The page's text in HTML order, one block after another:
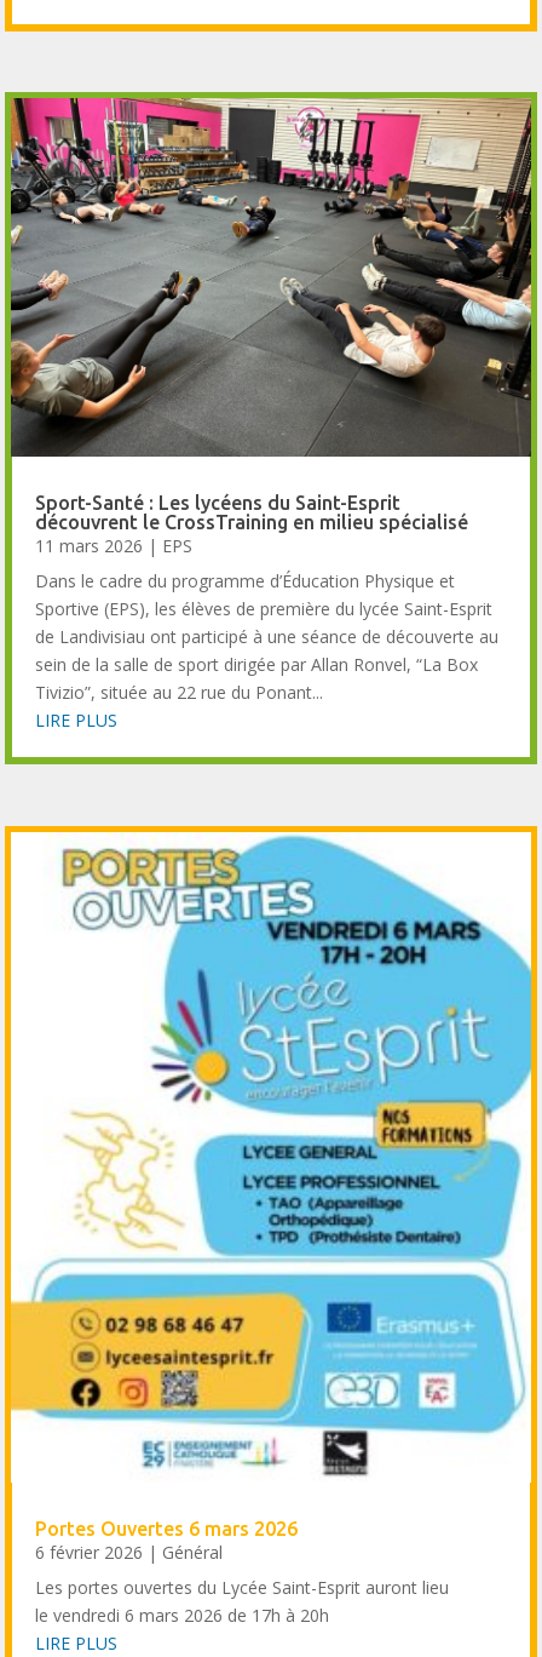
Sport-Santé : Les lycéens du Saint-Esprit
découvrent le CrossTraining en milieu spécialisé
11 mars 2026 | EPS
Dans le cadre du programme d’Éducation Physique et
Sportive (EPS), les élèves de première du lycée Saint-Esprit
de Landivisiau ont participé à une séance de découverte au
sein de la salle de sport dirigée par Allan Ronvel, “La Box
Tivizio”, située au 22 rue du Ponant...
LIRE PLUS
Portes Ouvertes 6 mars 2026
6 février 2026 | Général
Les portes ouvertes du Lycée Saint-Esprit auront lieu
le vendredi 6 mars 2026 de 17h à 20h
LIRE PLUS